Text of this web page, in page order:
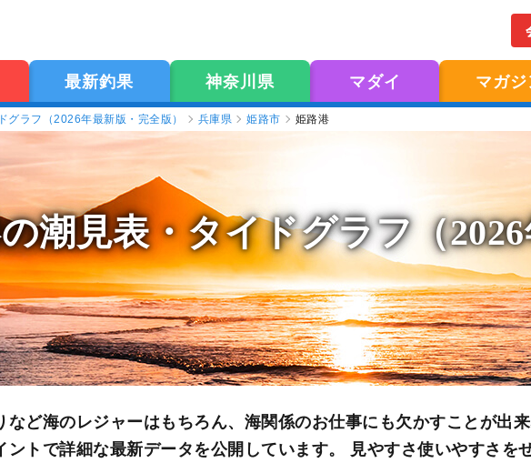
最新釣果 神奈川県 マダイ マガジ
グラフ（2026年最新版・完全版） 兵庫県 姫路市 姫路港
潮見表・タイドグラフ（
など海のレジャーはもちろん、海関係のお仕事にも欠かすことが出
ントで詳細な最新データを公開しています。 見やすさ使いやすさを